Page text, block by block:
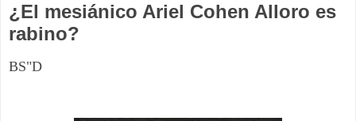
¿El mesiánico Ariel Cohen Alloro es
rabino?
BS"D